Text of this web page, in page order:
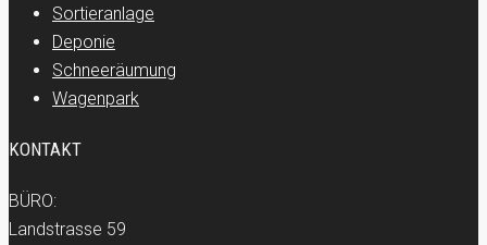
Sortieranlage
Deponie
Schneeräumung
Wagenpark
KONTAKT
BÜRO:
Landstrasse 59